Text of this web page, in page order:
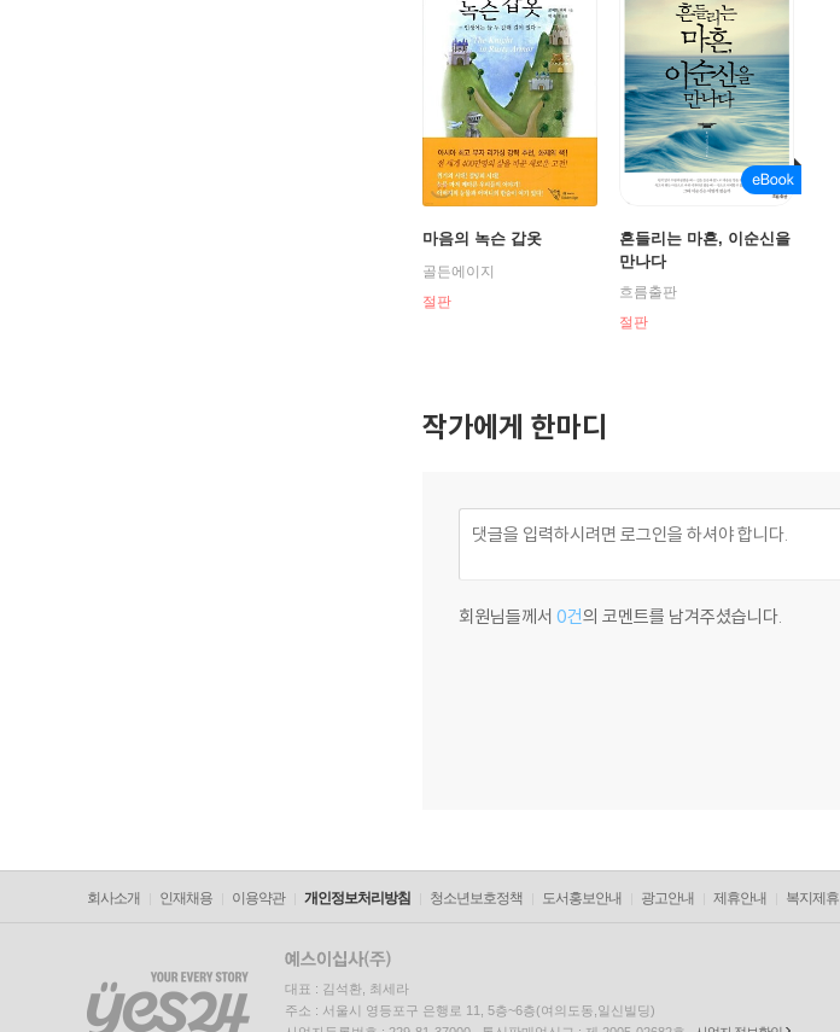
마음의 녹슨 갑옷
골든에이지
절판
흔들리는 마흔, 이순신을
만나다
흐름출판
절판
작가에게 한마디
회원님들께서 0건의 코멘트를 남겨주셨습니다.
회사소개 인재채용 이용약관 개인정보처리방침 청소년보호정책 도서홍보안내 광고안내 제휴안내 복지제휴
대표 : 김석환, 최세라
주소 : 서울시 영등포구 은행로 11, 5층~6층(여의도동,일신빌딩)